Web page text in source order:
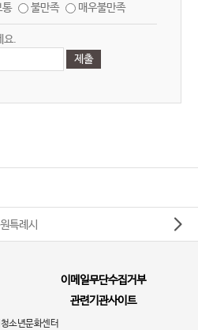
통 불만족 매우불만족
요.
특례시
이메일무단수집거부
관련기관사이트
소년문화센터